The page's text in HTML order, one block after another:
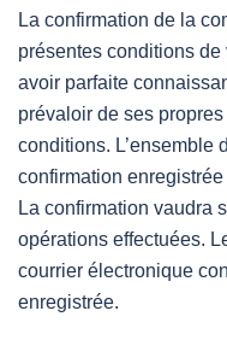
La confirmation de la
présentes conditions de
avoir parfaite
prévaloir de ses propres
conditions. L’ensemble
confirmation
La confirmation vaudra
opérations effectuées.
courrier électronique
enregistrée.